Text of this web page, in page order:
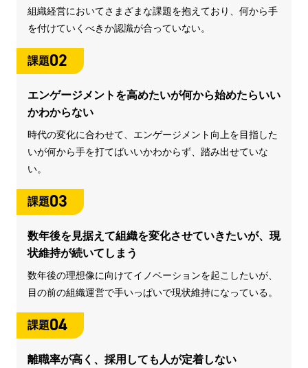
組織経営においてさまざまな課題を抱えており、何から手
を付けていくべきか認識が合っていない。
課題02
エンゲージメントを高めたいが何から始めたらいい
かわからない
時代の変化に合わせて、エンゲージメント向上を目指した
いが何から手を打てばいいかわからず、踏み出せていな
い。
課題03
数年後を見据えて組織を変化させていきたいが、現
状維持が続いてしまう
数年後の理想像に向けてイノベーションを起こしたいが、
目の前の組織運営で手いっぱいで現状維持になっている。
課題04
離職率が高く、採用しても人が定着しない